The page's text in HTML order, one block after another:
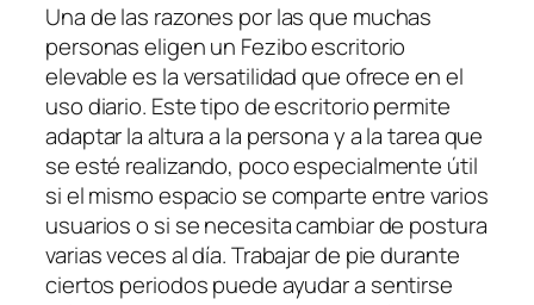
Una de las razones por las que muchas
personas eligen un Fezibo escritorio
elevable es la versatilidad que ofrece en el
uso diario. Este tipo de escritorio permite
adaptar la altura a la persona y a la tarea que
se esté realizando, poco especialmente útil
si el mismo espacio se comparte entre varios
usuarios o si se necesita cambiar de postura
varias veces al día. Trabajar de pie durante
ciertos periodos puede ayudar a sentirse